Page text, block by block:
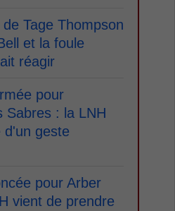
Tage Thompson
et la foule
réagir
pour
Sabres : la LNH
d'un geste
pour Arber
vient de prendre